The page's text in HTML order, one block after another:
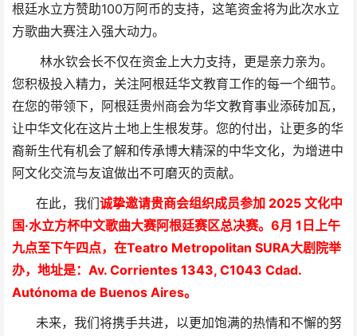
根廷水立方赞助100万阿币的支持，这笔资金将为此次水立
方歌曲大赛注入强大动力。
林水钦会长不仅在资金上大力支持，更是亲力亲为。
您积极投入精力，关注阿根廷华文教育工作的每一个细节。
在您的带领下，阿根廷贵州商会为华文教育事业添砖加瓦，
让中华文化在这片土地上生根发芽。您的付出，让更多的华
裔新生代有机会了解和传承博大精深的中华文化，为增进中
阿文化交流与友谊做出不可磨灭的贡献。
在此，我们诚挚邀请贵商会组织成员参加 2025 文化中
国·水立方杯中文歌曲大赛阿根廷赛区总决赛。6月 1日上午
九点至下午四点，在Teatro Metropolitan SURA大剧院举
办，地址是：Av. Corrientes 1343, C1043 Cdad.
Autónoma de Buenos Aires。
未来，我们将携手共进，以更加饱满的热情和不懈的努